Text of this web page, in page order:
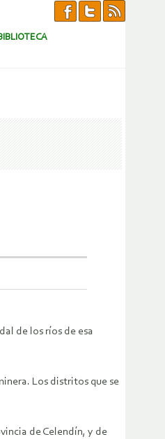
de los ríos de esa
Los distritos que se
de Celendín, y de